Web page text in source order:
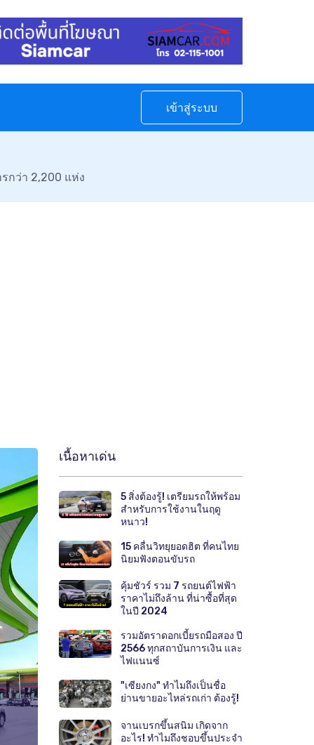
เข้าสู่ระบบ
กว่า 2,200 แห่ง
เนื้อหาเด่น
5 สิ่งต้องรู้! เตรียมรถให้พร้อม
สำหรับการใช้งานในฤดู
หนาว!
15 คลื่นวิทยุยอดฮิต ที่คนไทย
นิยมฟังตอนขับรถ
คุ้มชัวร์ รวม 7 รถยนต์ไฟฟ้า
ราคาไม่ถึงล้าน ที่น่าซื้อที่สุด
ในปี 2024
รวมอัตราดอกเบี้ยรถมือสอง ปี
2566 ทุกสถาบันการเงิน และ
ไฟแนนซ์
"เซียงกง" ทำไมถึงเป็นชื่อ
ย่านขายอะไหล่รถเก่า ต้องรู้!
จานเบรกขึ้นสนิม เกิดจาก
อะไร! ทำไมถึงชอบขึ้นประจำ